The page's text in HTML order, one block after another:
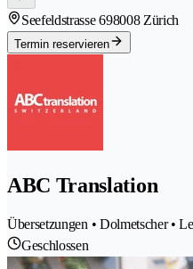
Seefeldstrasse 698008 Zürich
Termin reservieren
ABC Translation
Übersetzungen • Dolmetscher •
Geschlossen